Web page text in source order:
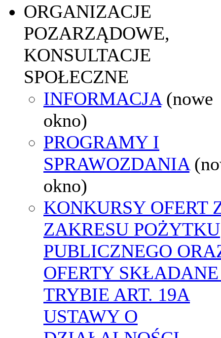
ORGANIZACJE
POZARZĄDOWE,
KONSULTACJE
SPOŁECZNE
INFORMACJA (nowe
okno)
PROGRAMY I
SPRAWOZDANIA
okno)
KONKURSY OFERT
ZAKRESU POŻYTKU
PUBLICZNEGO
OFERTY
TRYBIE ART. 19A
USTAWY O